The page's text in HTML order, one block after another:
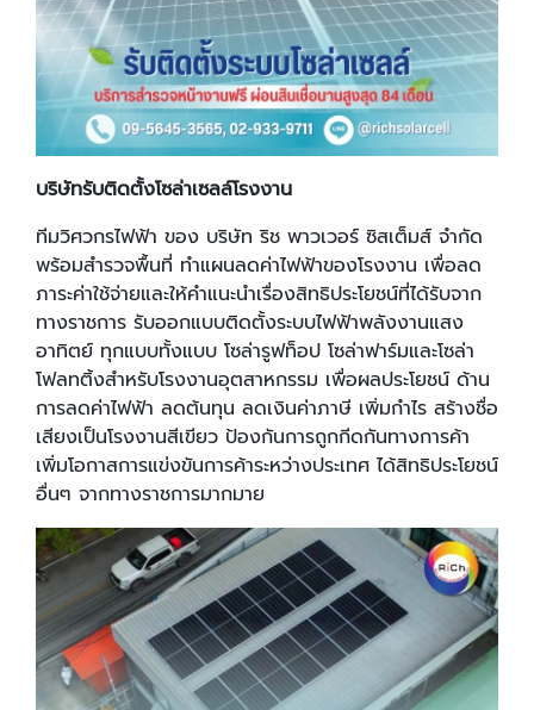
บริษัทรับติดตั้งโซล่าเซลล์โรงงาน
ทีมวิศวกรไฟฟ้า ของ บริษัท ริช พาวเวอร์ ซิสเต็มส์ จำกัด
พร้อมสำรวจพื้นที่ ทำแผนลดค่าไฟฟ้าของโรงงาน เพื่อลด
ภาระค่าใช้จ่ายและให้คำแนะนำเรื่องสิทธิประโยชน์ที่ได้รับจาก
ทางราชการ รับออกแบบติดตั้งระบบไฟฟ้าพลังงานแสง
อาทิตย์ ทุกแบบทั้งแบบ โซล่ารูฟท็อป โซล่าฟาร์มและโซล่า
โฟลทติ้งสำหรับโรงงานอุตสาหกรรม เพื่อผลประโยชน์ ด้าน
การลดค่าไฟฟ้า ลดต้นทุน ลดเงินค่าภาษี เพิ่มกำไร สร้างชื่อ
เสียงเป็นโรงงานสีเขียว ป้องกันการถูกกีดกันทางการค้า
เพิ่มโอกาสการแข่งขันการค้าระหว่างประเทศ ได้สิทธิประโยชน์
อื่นๆ จากทางราชการมากมาย